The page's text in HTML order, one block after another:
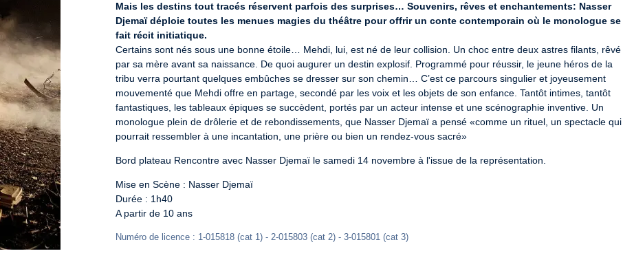
Mais les destins tout tracés réservent parfois des surprises… Souvenirs, rêves et enchantements: Nasser
Djemaï déploie toutes les menues magies du théâtre pour offrir un conte contemporain où le monologue se
fait récit initiatique.
Certains sont nés sous une bonne étoile… Mehdi, lui, est né de leur collision. Un choc entre deux astres filants, rêvé
par sa mère avant sa naissance. De quoi augurer un destin explosif. Programmé pour réussir, le jeune héros de la
tribu verra pourtant quelques embûches se dresser sur son chemin… C’est ce parcours singulier et joyeusement
mouvementé que Mehdi offre en partage, secondé par les voix et les objets de son enfance. Tantôt intimes, tantôt
fantastiques, les tableaux épiques se succèdent, portés par un acteur intense et une scénographie inventive. Un
monologue plein de drôlerie et de rebondissements, que Nasser Djemaï a pensé «comme un rituel, un spectacle qui
pourrait ressembler à une incantation, une prière ou bien un rendez-vous sacré»
Bord plateau Rencontre avec Nasser Djemaï le samedi 14 novembre à l'issue de la représentation.
Mise en Scène : Nasser Djemaï
Durée : 1h40
A partir de 10 ans
Numéro de licence : 1-015818 (cat 1) - 2-015803 (cat 2) - 3-015801 (cat 3)